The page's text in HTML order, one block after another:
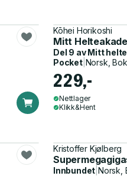
Kōhei Horikoshi
Mitt
Del 9 avMitt
Pocket| Norsk,
229,-
Nettlager
Klikk&Hent
Kristoffer Kjølberg
Innbundet |Norsk,